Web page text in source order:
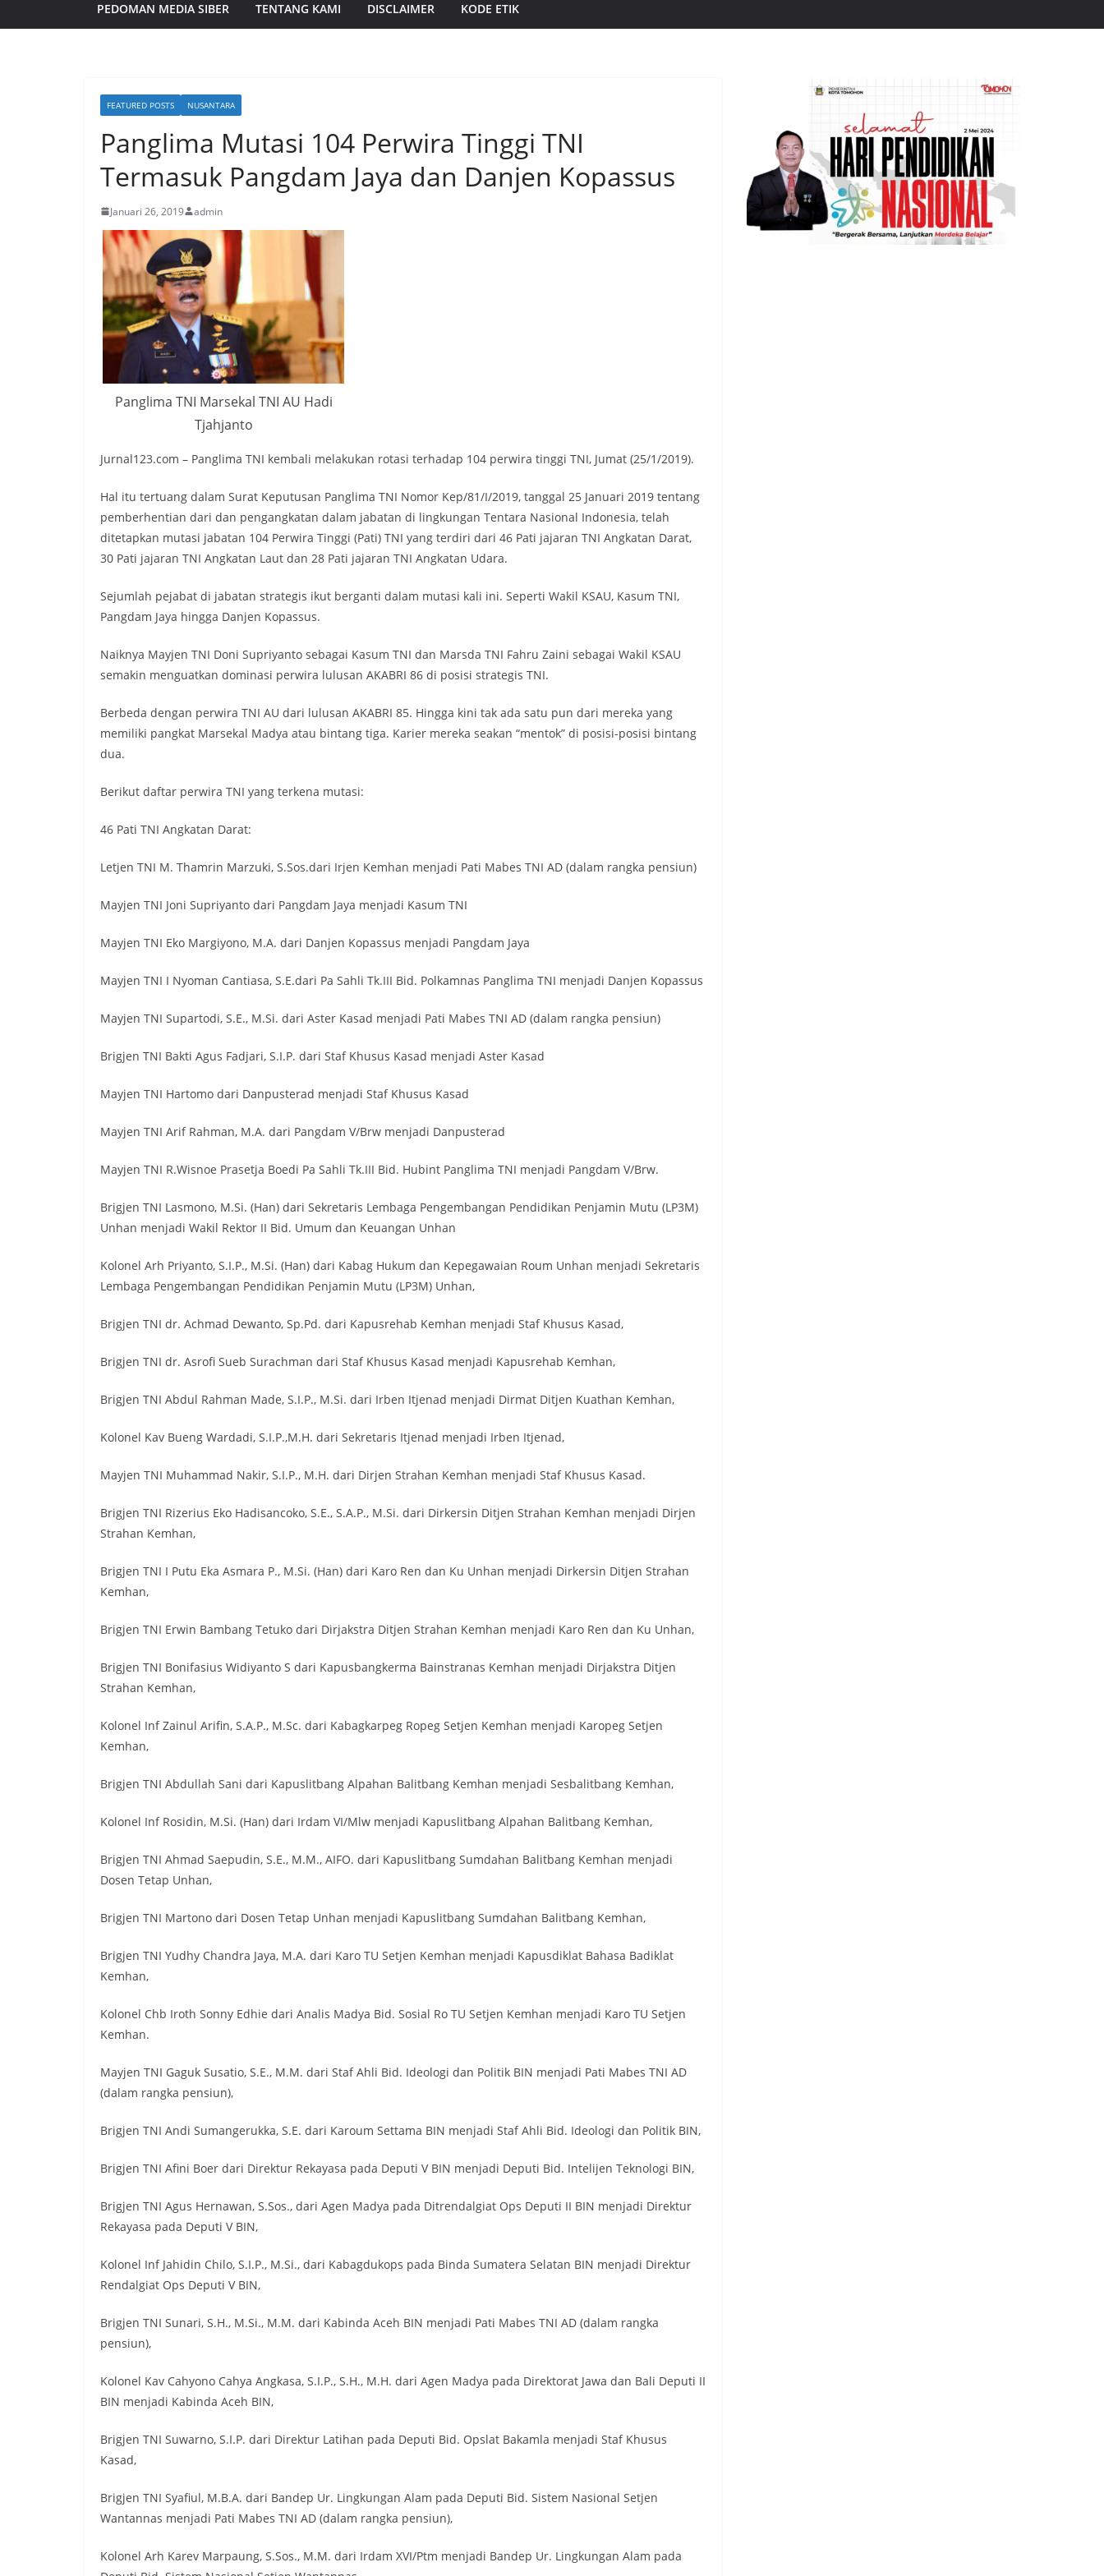
PEDOMAN MEDIA SIBER TENTANG KAMI DISCLAIMER KODE ETIK
FEATURED POSTS NUSANTARA
Panglima Mutasi 104 Perwira Tinggi TNI
Termasuk Pangdam Jaya dan Danjen Kopassus
Januari 26, 2019 admin
Panglima TNI Marsekal TNI AU Hadi
Tjahjanto
Jurnal123.com – Panglima TNI kembali melakukan rotasi terhadap 104 perwira tinggi TNI, Jumat (25/1/2019).
Hal itu tertuang dalam Surat Keputusan Panglima TNI Nomor Kep/81/I/2019, tanggal 25 Januari 2019 tentang
pemberhentian dari dan pengangkatan dalam jabatan di lingkungan Tentara Nasional Indonesia, telah
ditetapkan mutasi jabatan 104 Perwira Tinggi (Pati) TNI yang terdiri dari 46 Pati jajaran TNI Angkatan Darat,
30 Pati jajaran TNI Angkatan Laut dan 28 Pati jajaran TNI Angkatan Udara.
Sejumlah pejabat di jabatan strategis ikut berganti dalam mutasi kali ini. Seperti Wakil KSAU, Kasum TNI,
Pangdam Jaya hingga Danjen Kopassus.
Naiknya Mayjen TNI Doni Supriyanto sebagai Kasum TNI dan Marsda TNI Fahru Zaini sebagai Wakil KSAU
semakin menguatkan dominasi perwira lulusan AKABRI 86 di posisi strategis TNI.
Berbeda dengan perwira TNI AU dari lulusan AKABRI 85. Hingga kini tak ada satu pun dari mereka yang
memiliki pangkat Marsekal Madya atau bintang tiga. Karier mereka seakan “mentok” di posisi-posisi bintang
dua.
Berikut daftar perwira TNI yang terkena mutasi:
46 Pati TNI Angkatan Darat:
Letjen TNI M. Thamrin Marzuki, S.Sos.dari Irjen Kemhan menjadi Pati Mabes TNI AD (dalam rangka pensiun)
Mayjen TNI Joni Supriyanto dari Pangdam Jaya menjadi Kasum TNI
Mayjen TNI Eko Margiyono, M.A. dari Danjen Kopassus menjadi Pangdam Jaya
Mayjen TNI I Nyoman Cantiasa, S.E.dari Pa Sahli Tk.III Bid. Polkamnas Panglima TNI menjadi Danjen Kopassus
Mayjen TNI Supartodi, S.E., M.Si. dari Aster Kasad menjadi Pati Mabes TNI AD (dalam rangka pensiun)
Brigjen TNI Bakti Agus Fadjari, S.I.P. dari Staf Khusus Kasad menjadi Aster Kasad
Mayjen TNI Hartomo dari Danpusterad menjadi Staf Khusus Kasad
Mayjen TNI Arif Rahman, M.A. dari Pangdam V/Brw menjadi Danpusterad
Mayjen TNI R.Wisnoe Prasetja Boedi Pa Sahli Tk.III Bid. Hubint Panglima TNI menjadi Pangdam V/Brw.
Brigjen TNI Lasmono, M.Si. (Han) dari Sekretaris Lembaga Pengembangan Pendidikan Penjamin Mutu (LP3M)
Unhan menjadi Wakil Rektor II Bid. Umum dan Keuangan Unhan
Kolonel Arh Priyanto, S.I.P., M.Si. (Han) dari Kabag Hukum dan Kepegawaian Roum Unhan menjadi Sekretaris
Lembaga Pengembangan Pendidikan Penjamin Mutu (LP3M) Unhan,
Brigjen TNI dr. Achmad Dewanto, Sp.Pd. dari Kapusrehab Kemhan menjadi Staf Khusus Kasad,
Brigjen TNI dr. Asrofi Sueb Surachman dari Staf Khusus Kasad menjadi Kapusrehab Kemhan,
Brigjen TNI Abdul Rahman Made, S.I.P., M.Si. dari Irben Itjenad menjadi Dirmat Ditjen Kuathan Kemhan,
Kolonel Kav Bueng Wardadi, S.I.P.,M.H. dari Sekretaris Itjenad menjadi Irben Itjenad,
Mayjen TNI Muhammad Nakir, S.I.P., M.H. dari Dirjen Strahan Kemhan menjadi Staf Khusus Kasad.
Brigjen TNI Rizerius Eko Hadisancoko, S.E., S.A.P., M.Si. dari Dirkersin Ditjen Strahan Kemhan menjadi Dirjen
Strahan Kemhan,
Brigjen TNI I Putu Eka Asmara P., M.Si. (Han) dari Karo Ren dan Ku Unhan menjadi Dirkersin Ditjen Strahan
Kemhan,
Brigjen TNI Erwin Bambang Tetuko dari Dirjakstra Ditjen Strahan Kemhan menjadi Karo Ren dan Ku Unhan,
Brigjen TNI Bonifasius Widiyanto S dari Kapusbangkerma Bainstranas Kemhan menjadi Dirjakstra Ditjen
Strahan Kemhan,
Kolonel Inf Zainul Arifin, S.A.P., M.Sc. dari Kabagkarpeg Ropeg Setjen Kemhan menjadi Karopeg Setjen
Kemhan,
Brigjen TNI Abdullah Sani dari Kapuslitbang Alpahan Balitbang Kemhan menjadi Sesbalitbang Kemhan,
Kolonel Inf Rosidin, M.Si. (Han) dari Irdam VI/Mlw menjadi Kapuslitbang Alpahan Balitbang Kemhan,
Brigjen TNI Ahmad Saepudin, S.E., M.M., AIFO. dari Kapuslitbang Sumdahan Balitbang Kemhan menjadi
Dosen Tetap Unhan,
Brigjen TNI Martono dari Dosen Tetap Unhan menjadi Kapuslitbang Sumdahan Balitbang Kemhan,
Brigjen TNI Yudhy Chandra Jaya, M.A. dari Karo TU Setjen Kemhan menjadi Kapusdiklat Bahasa Badiklat
Kemhan,
Kolonel Chb Iroth Sonny Edhie dari Analis Madya Bid. Sosial Ro TU Setjen Kemhan menjadi Karo TU Setjen
Kemhan.
Mayjen TNI Gaguk Susatio, S.E., M.M. dari Staf Ahli Bid. Ideologi dan Politik BIN menjadi Pati Mabes TNI AD
(dalam rangka pensiun),
Brigjen TNI Andi Sumangerukka, S.E. dari Karoum Settama BIN menjadi Staf Ahli Bid. Ideologi dan Politik BIN,
Brigjen TNI Afini Boer dari Direktur Rekayasa pada Deputi V BIN menjadi Deputi Bid. Intelijen Teknologi BIN,
Brigjen TNI Agus Hernawan, S.Sos., dari Agen Madya pada Ditrendalgiat Ops Deputi II BIN menjadi Direktur
Rekayasa pada Deputi V BIN,
Kolonel Inf Jahidin Chilo, S.I.P., M.Si., dari Kabagdukops pada Binda Sumatera Selatan BIN menjadi Direktur
Rendalgiat Ops Deputi V BIN,
Brigjen TNI Sunari, S.H., M.Si., M.M. dari Kabinda Aceh BIN menjadi Pati Mabes TNI AD (dalam rangka
pensiun),
Kolonel Kav Cahyono Cahya Angkasa, S.I.P., S.H., M.H. dari Agen Madya pada Direktorat Jawa dan Bali Deputi II
BIN menjadi Kabinda Aceh BIN,
Brigjen TNI Suwarno, S.I.P. dari Direktur Latihan pada Deputi Bid. Opslat Bakamla menjadi Staf Khusus
Kasad,
Brigjen TNI Syafiul, M.B.A. dari Bandep Ur. Lingkungan Alam pada Deputi Bid. Sistem Nasional Setjen
Wantannas menjadi Pati Mabes TNI AD (dalam rangka pensiun),
Kolonel Arh Karev Marpaung, S.Sos., M.M. dari Irdam XVI/Ptm menjadi Bandep Ur. Lingkungan Alam pada